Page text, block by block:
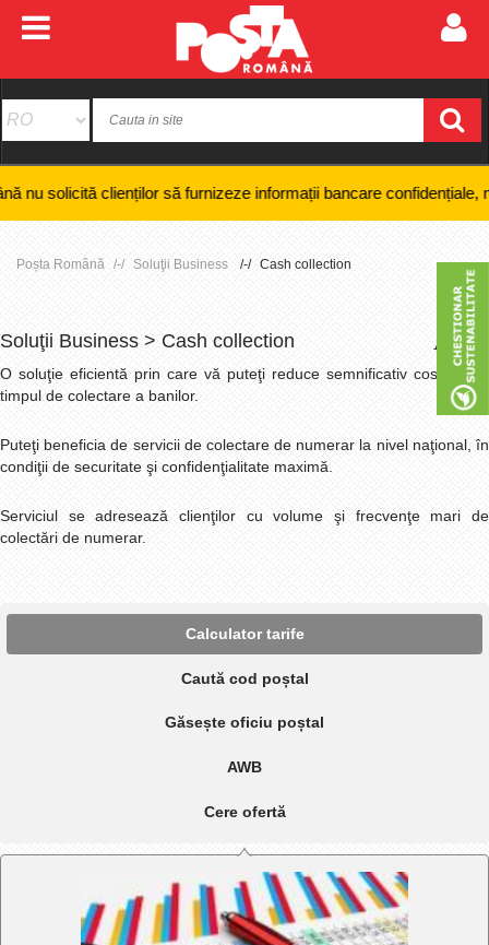
clienților să furnizeze informații bancare confidențiale, numere de
Poșta Română Soluţii Business Cash collection
Soluţii Business > Cash collection +
O soluţie eficientă prin care vă puteţi reduce semnificativ costurile şi
timpul de colectare a banilor.
Puteţi beneficia de servicii de colectare de numerar la nivel naţional, în
condiţii de securitate şi confidenţialitate maximă.
Serviciul se adresează clienţilor cu volume şi frecvenţe mari de
colectări de numerar.
Calculator tarife
Caută cod poștal
Găsește oficiu poștal
AWB
Cere ofertă